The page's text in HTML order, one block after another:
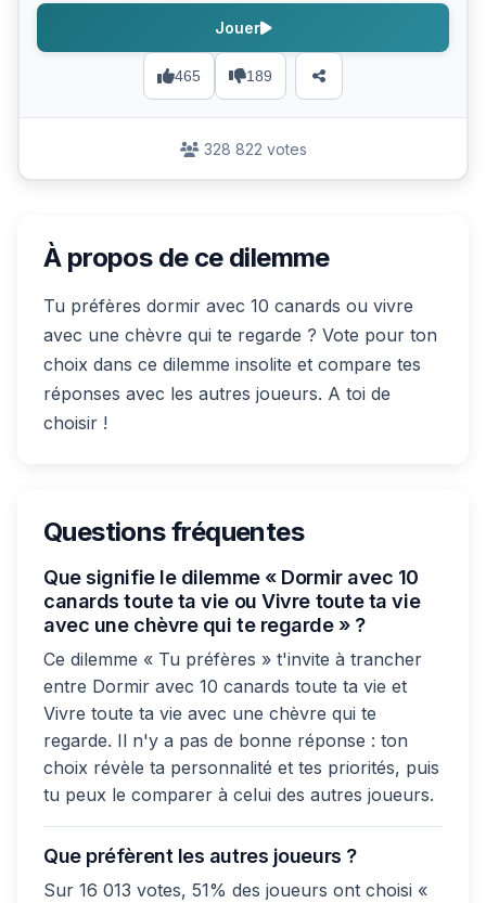
465 189
Jouer
328 822 votes
À propos de ce dilemme
Tu préfères dormir avec 10 canards ou vivre
avec une chèvre qui te regarde ? Vote pour ton
choix dans ce dilemme insolite et compare tes
réponses avec les autres joueurs. A toi de
choisir !
Questions fréquentes
Que signifie le dilemme « Dormir avec 10
canards toute ta vie ou Vivre toute ta vie
avec une chèvre qui te regarde » ?
Ce dilemme « Tu préfères » t'invite à trancher
entre Dormir avec 10 canards toute ta vie et
Vivre toute ta vie avec une chèvre qui te
regarde. Il n'y a pas de bonne réponse : ton
choix révèle ta personnalité et tes priorités, puis
tu peux le comparer à celui des autres joueurs.
Que préfèrent les autres joueurs ?
Sur 16 013 votes, 51% des joueurs ont choisi «